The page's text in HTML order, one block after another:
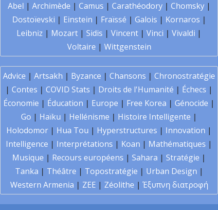
Abel | Archimède | Camus | Carathéodory| Chomsky|
Dostoïevski | Einstein | Fraïssé | Galois | Kornaros |
Leibniz | Mozart | Sidis | Vincent | Vinci | Vivaldi |
Voltaire | Wittgenstein
Advice | Artsakh | Byzance | Chansons | Chronostratégie
| Contes | COVID Stats | Droits de l'Humanité | Échecs |
Économie | Éducation | Europe | Free Korea | Génocide |
Go | Haïku | Hellénisme | Histoire Intelligente |
Holodomor | Hua Tou | Hyperstructures | Innovation |
Intelligence | Interprétations | Koan | Mathématiques |
Musique | Recours européens | Sahara | Stratégie |
Tanka | Théâtre | Topostratégie | Urban Design |
Western Armenia | ZEE | Zéolithe | Έξυπνη διατροφή